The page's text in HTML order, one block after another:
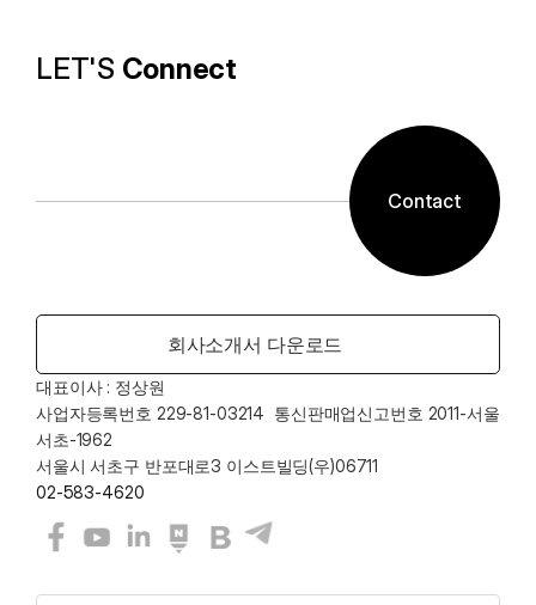
LET'S Connect
Contact
회사소개서 다운로드
대표이사 : 정상원
사업자등록번호 229-81-03214  통신판매업신고번호 2011-서울
서초-1962
서울시 서초구 반포대로3 이스트빌딩(우)06711
02-583-4620